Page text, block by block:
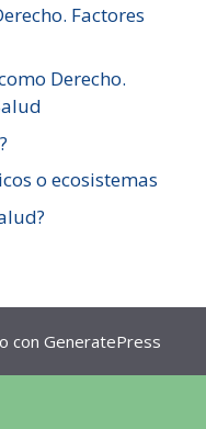
Factores
Derecho.
o ecosistemas
con GeneratePress